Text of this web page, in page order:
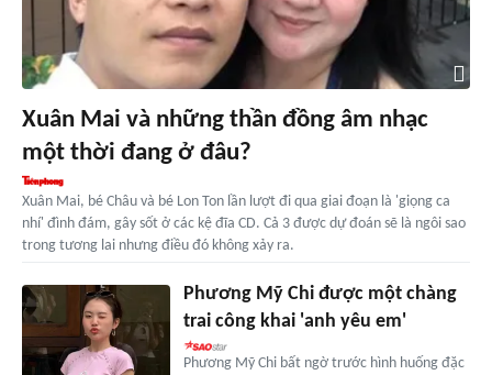
Xuân Mai và những thần đồng âm nhạc
một thời đang ở đâu?
Xuân Mai, bé Châu và bé Lon Ton lần lượt đi qua giai đoạn là 'giọng ca
nhí' đình đám, gây sốt ở các kệ đĩa CD. Cả 3 được dự đoán sẽ là ngôi sao
trong tương lai nhưng điều đó không xảy ra.
Phương Mỹ Chi được một chàng
trai công khai 'anh yêu em'
Phương Mỹ Chi bất ngờ trước hình huống đặc